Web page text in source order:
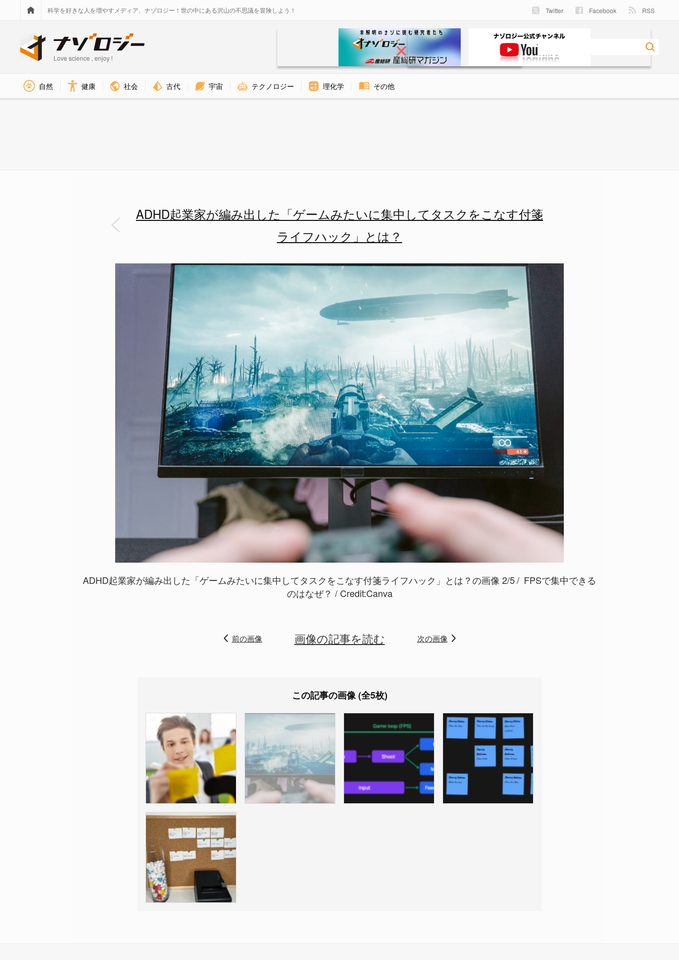
科学を好きな人を増やすメディア、ナゾロジー！世の中にある沢山の不思議を冒険しよう！ Twitter Facebook RSS
Love science , enjoy !
自然 健康 社会 古代 宇宙 テクノロジー 理化学 その他
ADHD起業家が編み出した「ゲームみたいに集中してタスクをこなす付箋
ライフハック」とは？
ADHD起業家が編み出した「ゲームみたいに集中してタスクをこなす付箋ライフハック」とは？の画像 2/5
FPSで集中できる
のはなぜ？ / Credit:Canva
前の画像 画像の記事を読む 次の画像
この記事の画像 (全5枚)